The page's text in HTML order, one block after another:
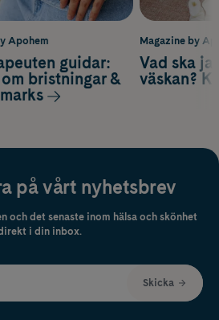
Magazine by
Vad ska
väskan?
Apohem
guidar:
bristningar &
på vårt nyhetsbrev
och det senaste inom hälsa och skönhet
i din inbox.
Skicka